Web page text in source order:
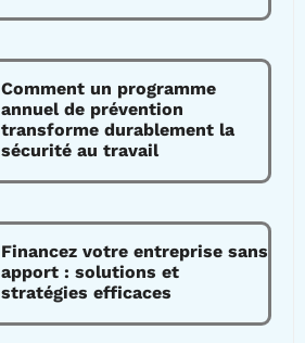
Comment un programme
annuel de prévention
transforme durablement la
sécurité au travail
Financez votre entreprise sans
apport : solutions et
stratégies efficaces